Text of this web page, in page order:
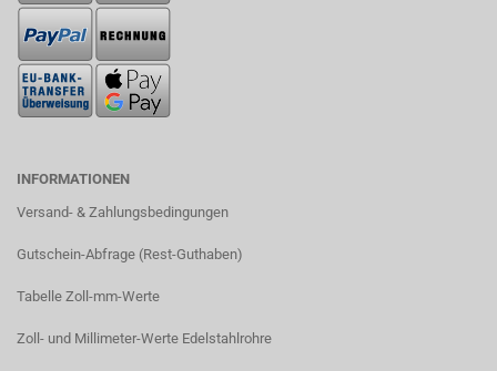
INFORMATIONEN
Versand- & Zahlungsbedingungen​
Gutschein-Abfrage (Rest-Guthaben)
Tabelle Zoll-mm-Werte
Zoll- und Millimeter-Werte Edelstahlrohre